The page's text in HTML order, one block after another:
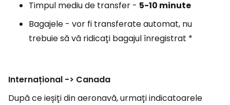
Timpul mediu de transfer - 5-10 minute
Bagajele - vor fi transferate automat, nu
trebuie să vă ridicați bagajul înregistrat *
Internațional -> Canada
După ce ieșiți din aeronavă, urmați indicatoarele